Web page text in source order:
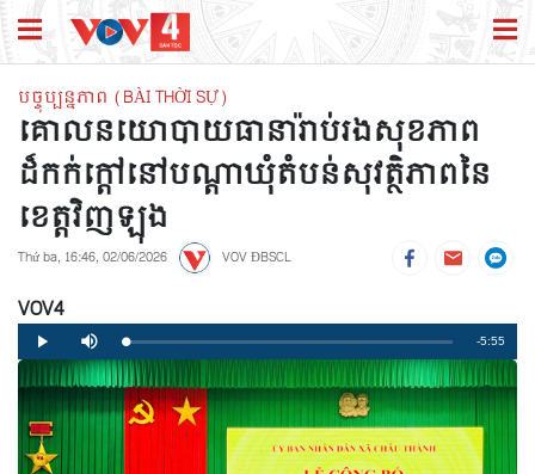
បច្ចុប្បន្នភាព (BÀI THỜI SỰ)
គោលនយោបាយធានារ៉ាប់រងសុខភាព
ដ៏កក់ក្តៅនៅបណ្តាឃុំតំបន់សុវត្ថិភាពនៃ
ខេត្តវិញឡុង
Thứ ba, 16:46, 02/06/2026 VOV ĐBSCL
VOV4
Play Mute Loaded:
0%
Progress:
0%
Remaining
Time
-5:55